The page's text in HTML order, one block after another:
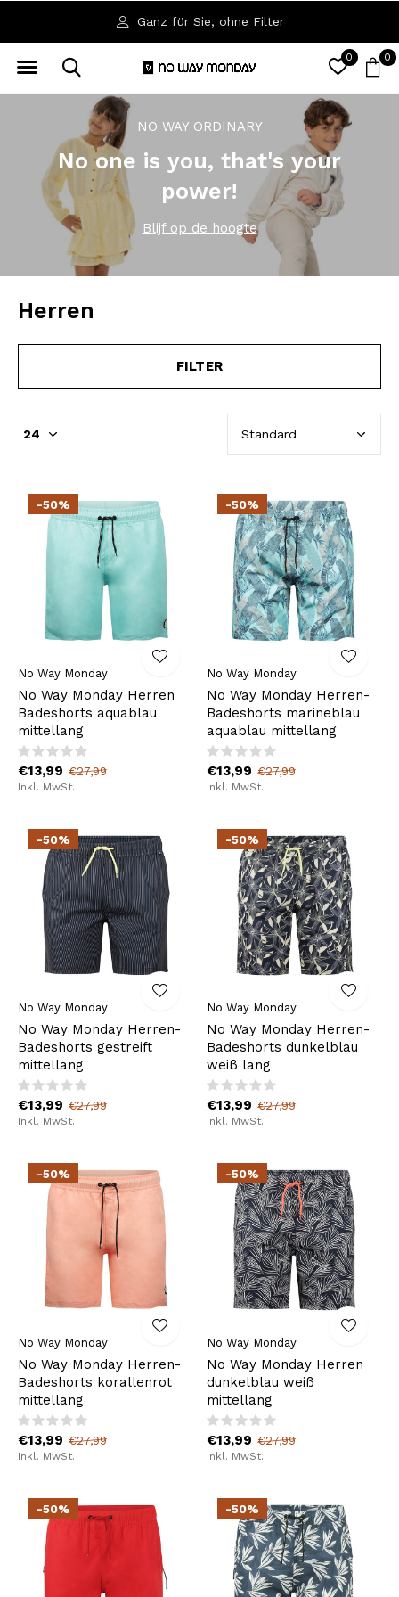
0 0
Verfügbar in den Größen 92 bis 164
NO WAY ORDINARY
No one is you, that's your
power!
Blijf op de hoogte
Herren
FILTER
-50%
No Way Monday
No Way Monday Herren
Badeshorts aquablau
mittellang
€13,99 €27,99
Inkl. MwSt.
-50%
No Way Monday
No Way Monday Herren-
Badeshorts marineblau
aquablau mittellang
€13,99 €27,99
Inkl. MwSt.
-50%
No Way Monday
No Way Monday Herren-
Badeshorts gestreift
mittellang
€13,99 €27,99
Inkl. MwSt.
-50%
No Way Monday
No Way Monday Herren-
Badeshorts dunkelblau
weiß lang
€13,99 €27,99
Inkl. MwSt.
-50%
No Way Monday
No Way Monday Herren-
Badeshorts korallenrot
mittellang
€13,99 €27,99
Inkl. MwSt.
-50%
No Way Monday
No Way Monday Herren
dunkelblau weiß
mittellang
€13,99 €27,99
Inkl. MwSt.
-50% -50%